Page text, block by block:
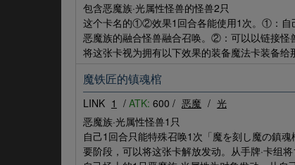
包含恶魔族·光属性怪兽的怪兽2只
这个卡名的①②效果1回合各能使用1次。①：自
恶魔族的融合怪兽融合召唤。②：可以以链接怪
将这张卡视为拥有以下效果的装备魔法卡装备给
魔铁匠的镇魂棺
LINK 1 / ATK: 600 / 恶魔 / 光
恶魔族·光属性怪兽1只
自己1回合只能特殊召唤1次「魔を刻し魔の鎮魂
要阶段，可以将这张卡解放发动。从手牌·卡组